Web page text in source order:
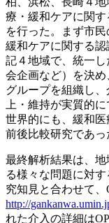
療・緩和ケアに関
を行った。まず市
緩和ケアに関する
記４地域で、統一
会企画など）を決
グループを組織し
上・維持が実質的
世界的にも、緩和
前後比較研究であっ
最終解析結果は、
る様々な問題に対
究知見と合わせて
http://
れた介入の詳細は